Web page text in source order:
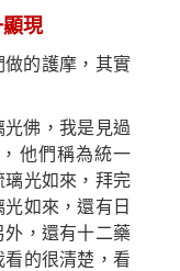
現
的護摩，其實
佛，我是見過
他們稱為統一
璃光如來，拜完
如來，還有日
，還有十二藥
的很清楚，看